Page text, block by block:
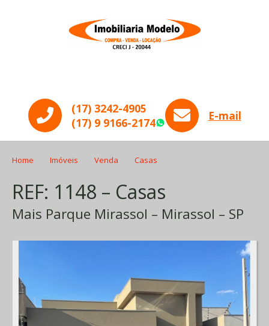
(17) 3242-4905
(17) 9 9166-2174
WhatsApp
E-mail
Home Imóveis Venda Casas
REF: 1148 – Casas
Mais Parque Mirassol – Mirassol – SP